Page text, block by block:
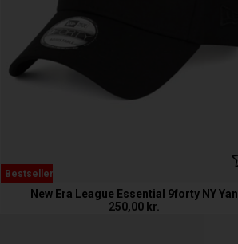
Bestseller
New Era League Essential 9forty NY Yan
250,00 kr.